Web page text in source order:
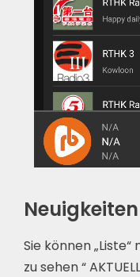
Neuigkeiten
Sie können
zu sehen “